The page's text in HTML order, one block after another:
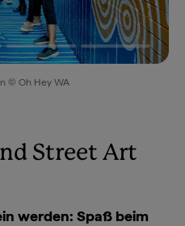
© Oh Hey WA
Street Art
werden: Spaß beim